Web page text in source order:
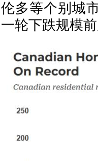
伦多等个别城
一轮下跌规模前